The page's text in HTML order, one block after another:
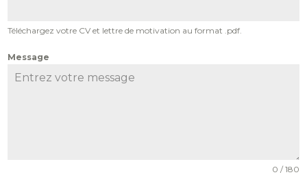
Téléchargez votre CV et lettre de motivation au format .pdf.
Message
0 / 180